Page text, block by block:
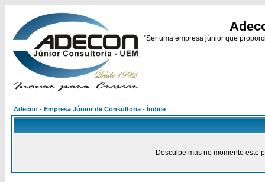
"Ser uma empresa júnior que
Adecon - Empresa Júnior de Consultoria - Índice
Desculpe mas no momento este